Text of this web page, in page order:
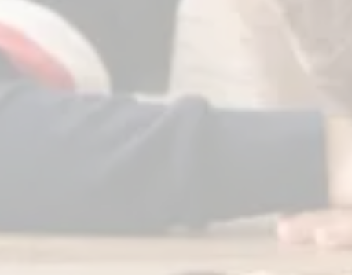
Наши адвокаты помогут решить Вам вопрос с местом
жительства ребенка и временем посещения